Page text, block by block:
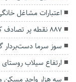
اعتبارات مشاغل خانگی
۸۸۷ نقطه پر تصادف کشور ایمن سازی می‌شود
سوز سرما
ارتفاع سیلاب
سه هزار واحد مسکن